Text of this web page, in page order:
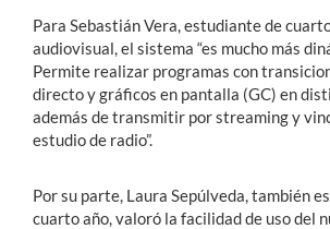
Para Sebastián Vera, estudiante de
audiovisual, el sistema “es mucho más
Permite realizar programas con
directo y gráficos en pantalla (GC) en
además de transmitir por streaming y
estudio de radio”.
Por su parte, Laura Sepúlveda, también
cuarto año, valoró la facilidad de uso del